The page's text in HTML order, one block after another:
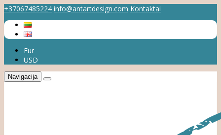
+37067485224 info@antartdesign.com Kontaktai
Eur
USD
Navigacija